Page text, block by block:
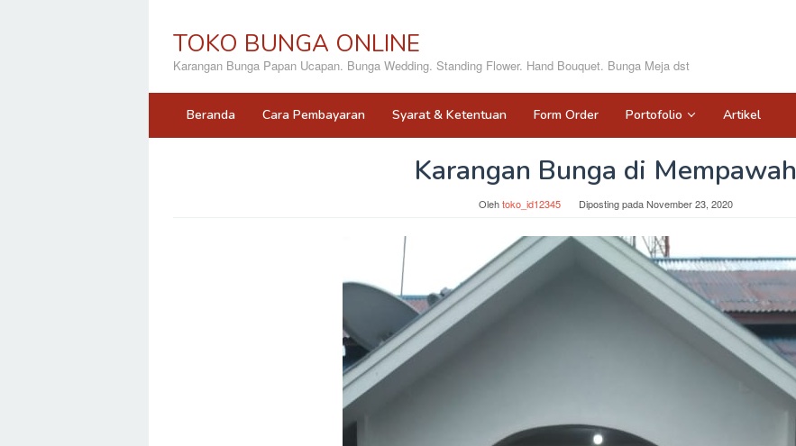
TOKO BUNGA ONLINE
Karangan Bunga Papan Ucapan. Bunga Wedding. Standing Flower. Hand Bouquet. Bunga Meja dst
Beranda Cara Pembayaran Syarat & Ketentuan Form Order Portofolio Artikel
Karangan Bunga di Mempawah
Olehtoko_id12345 Diposting padaNovember 23, 2020